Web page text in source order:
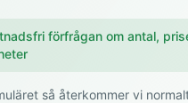
förfrågan om antal,
så återkommer vi